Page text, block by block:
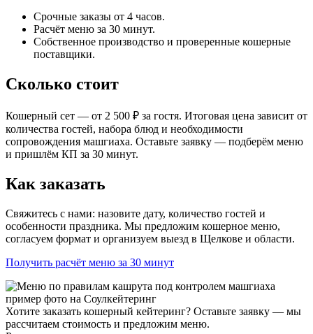
Срочные заказы от 4 часов.
Расчёт меню за 30 минут.
Собственное производство и проверенные кошерные
поставщики.
Сколько стоит
Кошерный сет — от 2 500 ₽ за гостя. Итоговая цена зависит от
количества гостей, набора блюд и необходимости
сопровождения машгиаха. Оставьте заявку — подберём меню
и пришлём КП за 30 минут.
Как заказать
Свяжитесь с нами: назовите дату, количество гостей и
особенности праздника. Мы предложим кошерное меню,
согласуем формат и организуем выезд в Щелкове и области.
Получить расчёт меню за 30 минут
Хотите заказать кошерный кейтеринг? Оставьте заявку — мы
рассчитаем стоимость и предложим меню.